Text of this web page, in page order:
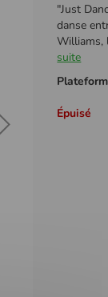
"Just
danse
Williams,
suite
Épuisé